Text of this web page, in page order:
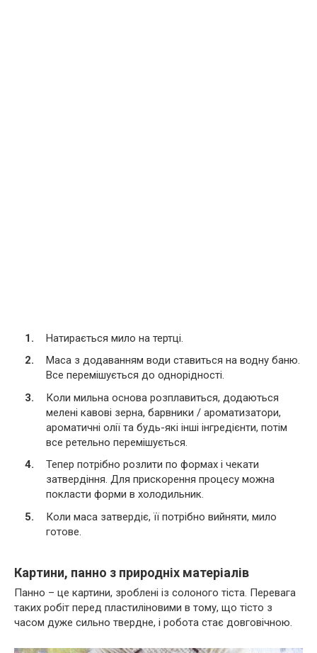
Натирається мило на тертці.
Маса з додаванням води ставиться на водну баню.
Все перемішується до однорідності.
Коли мильна основа розплавиться, додаються
мелені кавові зерна, барвники / ароматизатори,
ароматичні олії та будь-які інші інгредієнти, потім
все ретельно перемішується.
Тепер потрібно розлити по формах і чекати
затвердіння. Для прискорення процесу можна
покласти форми в холодильник.
Коли маса затвердіє, її потрібно вийняти, мило
готове.
Картини, панно з природніх матеріалів
Панно – це картини, зроблені із солоного тіста. Перевага
таких робіт перед пластиліновими в тому, що тісто з
часом дуже сильно твердне, і робота стає довговічною.